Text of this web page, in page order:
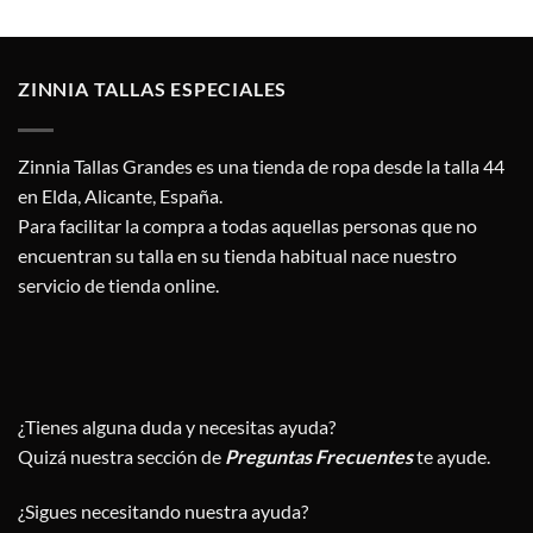
ZINNIA TALLAS ESPECIALES
Zinnia Tallas Grandes es una tienda de ropa desde la talla 44
en Elda, Alicante, España.
Para facilitar la compra a todas aquellas personas que no
encuentran su talla en su tienda habitual nace nuestro
servicio de tienda online.
¿Tienes alguna duda y necesitas ayuda?
Quizá nuestra sección de Preguntas Frecuenteste ayude.
¿Sigues necesitando nuestra ayuda?